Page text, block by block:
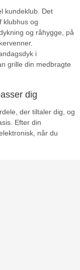
kundeklub. Det
klubhus og
og råhygge, på
i
grille din medbragte
dig
der tiltaler dig, og
Efter din
når du